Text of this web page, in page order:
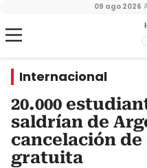
09 ago 2026
Internacional
20.000
saldrían de
cancelación
gratuita